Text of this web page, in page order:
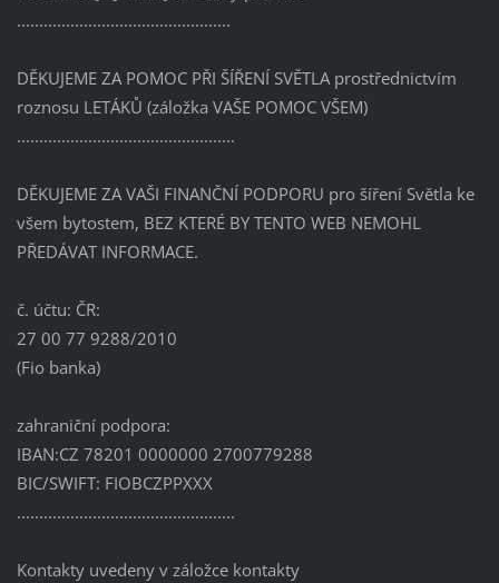
................................................
DĚKUJEME ZA POMOC PŘI ŠÍŘENÍ SVĚTLA prostřednictvím
roznosu LETÁKŮ (záložka VAŠE POMOC VŠEM)
.................................................
DĚKUJEME ZA VAŠI FINANČNÍ PODPORU pro šíření Světla ke
všem bytostem, BEZ KTERÉ BY TENTO WEB NEMOHL
PŘEDÁVAT INFORMACE.
č. účtu: ČR:
27 00 77 9288/2010
(Fio banka)
zahraniční podpora:
IBAN:CZ 78201 0000000 2700779288
BIC/SWIFT: FIOBCZPPXXX
.................................................
Kontakty uvedeny v záložce kontakty